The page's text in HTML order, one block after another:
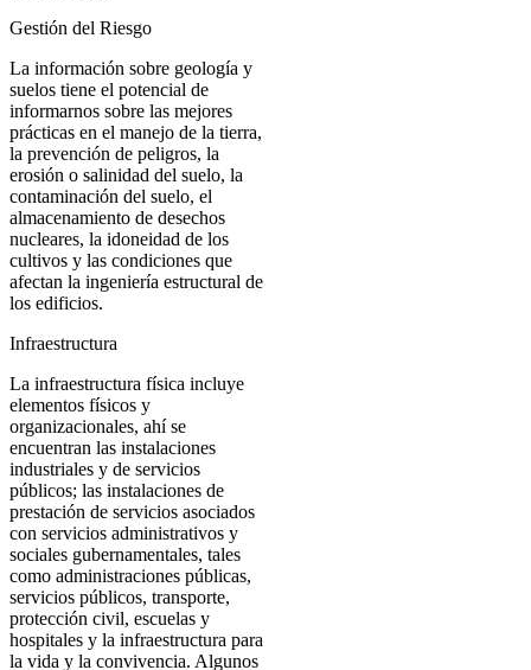
Gestión del Riesgo
La información sobre geología y
suelos tiene el potencial de
informarnos sobre las mejores
prácticas en el manejo de la tierra,
la prevención de peligros, la
erosión o salinidad del suelo, la
contaminación del suelo, el
almacenamiento de desechos
nucleares, la idoneidad de los
cultivos y las condiciones que
afectan la ingeniería estructural de
los edificios.
Infraestructura
La infraestructura física incluye
elementos físicos y
organizacionales, ahí se
encuentran las instalaciones
industriales y de servicios
públicos; las instalaciones de
prestación de servicios asociados
con servicios administrativos y
sociales gubernamentales, tales
como administraciones públicas,
servicios públicos, transporte,
protección civil, escuelas y
hospitales y la infraestructura para
la vida y la convivencia. Algunos